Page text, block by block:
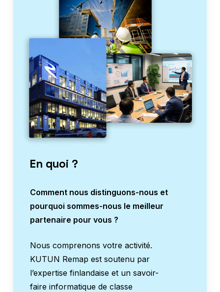
En quoi ?
Comment nous distinguons-nous et
pourquoi sommes-nous le meilleur
partenaire pour vous ?
Nous comprenons votre activité.
KUTUN Remap est soutenu par
l’expertise finlandaise et un savoir-
faire informatique de classe